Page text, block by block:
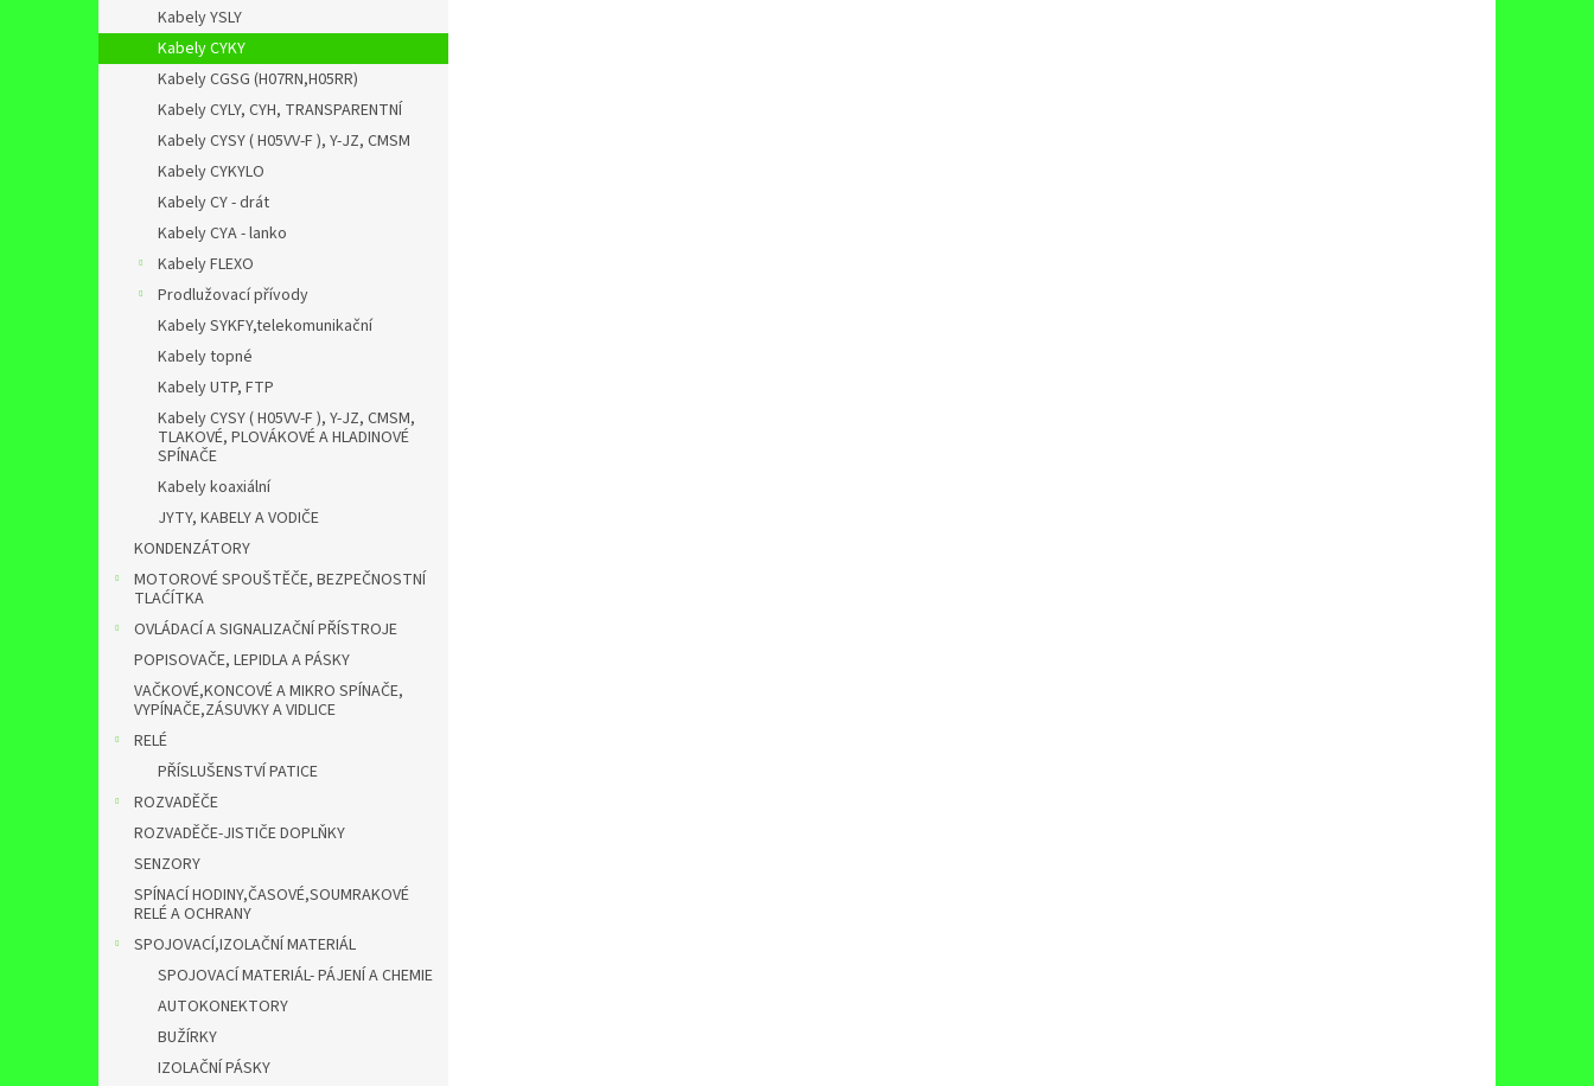
Kabely YSLY
Kabely CYKY
Kabely CGSG (H07RN,H05RR)
Kabely CYLY, CYH, TRANSPARENTNÍ
Kabely CYSY ( H05VV-F ), Y-JZ, CMSM
Kabely CYKYLO
Kabely CY - drát
Kabely CYA - lanko
Kabely FLEXO
Prodlužovací přívody
Kabely SYKFY,telekomunikační
Kabely topné
Kabely UTP, FTP
Kabely CYSY ( H05VV-F ), Y-JZ, CMSM,
TLAKOVÉ, PLOVÁKOVÉ A HLADINOVÉ
SPÍNAČE
Kabely koaxiální
JYTY, KABELY A VODIČE
KONDENZÁTORY
MOTOROVÉ SPOUŠTĚČE, BEZPEČNOSTNÍ
TLAĆÍTKA
OVLÁDACÍ A SIGNALIZAČNÍ PŘÍSTROJE
POPISOVAČE, LEPIDLA A PÁSKY
VAČKOVÉ,KONCOVÉ A MIKRO SPÍNAČE,
VYPÍNAČE,ZÁSUVKY A VIDLICE
RELÉ
PŘÍSLUŠENSTVÍ PATICE
ROZVADĚČE
ROZVADĚČE-JISTIČE DOPLŇKY
SENZORY
SPÍNACÍ HODINY,ČASOVÉ,SOUMRAKOVÉ
RELÉ A OCHRANY
SPOJOVACÍ,IZOLAČNÍ MATERIÁL
SPOJOVACÍ MATERIÁL- PÁJENÍ A CHEMIE
AUTOKONEKTORY
BUŽÍRKY
IZOLAČNÍ PÁSKY